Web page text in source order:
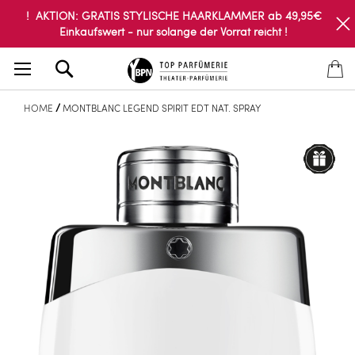
! AKTION: GRATIS STYLISCHE HAARKLAMMER ab 49,95€
Einkaufswert - nur solange der Vorrat reicht !
HOME MONTBLANC LEGEND SPIRIT EDT NAT. SPRAY